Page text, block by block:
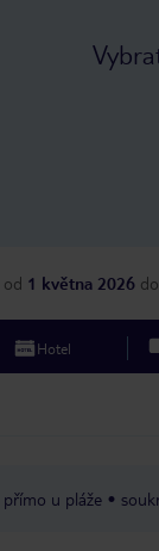
od 1 května 2026 do
Hotel
přímo u pláže